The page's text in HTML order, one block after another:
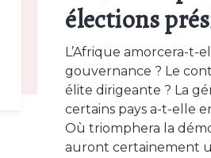
élections
L’Afrique amorcera-t-
gouvernance ? Le
élite dirigeante ? La
certains pays a-t-elle
Où triomphera la
auront certainement